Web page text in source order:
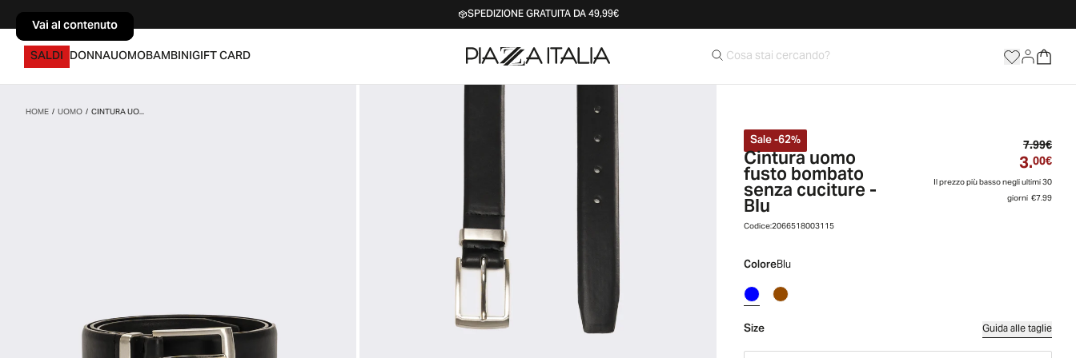
Vai al contenuto SPEDIZIONE GRATUITA DA 49,99€
SALDI DONNAUOMOBAMBINIGIFT CARD
HOME/UOMO/CINTURA UO...
Sale-62%
Cintura uomo
fusto bombato
senza cuciture -
Blu
7.99€
3.00€
Il prezzo più basso negli ultimi 30
giorni€7.99
Codice:2066518003115
ColoreBlu
Size Guida alle taglie
Vai al contenuto